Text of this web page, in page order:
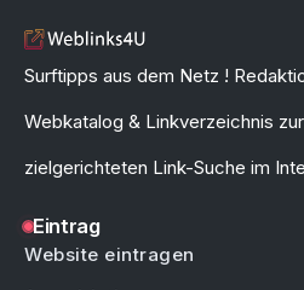
Surftipps aus dem Netz !
Webkatalog & Linkverzeichnis
zielgerichteten Link-Suche im
Eintrag
Website eintragen